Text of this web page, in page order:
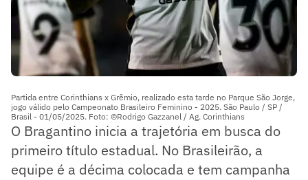
Partida entre Corinthians x Grêmio, realizado esta tarde no Parque São Jorge,
jogo válido pelo Campeonato Brasileiro Feminino - 2025. São Paulo / SP /
Brasil - 01/05/2025. Foto: ©Rodrigo Gazzanel / Ag. Corinthians
O Bragantino inicia a trajetória em busca do
primeiro título estadual. No Brasileirão, a
equipe é a décima colocada e tem campanha